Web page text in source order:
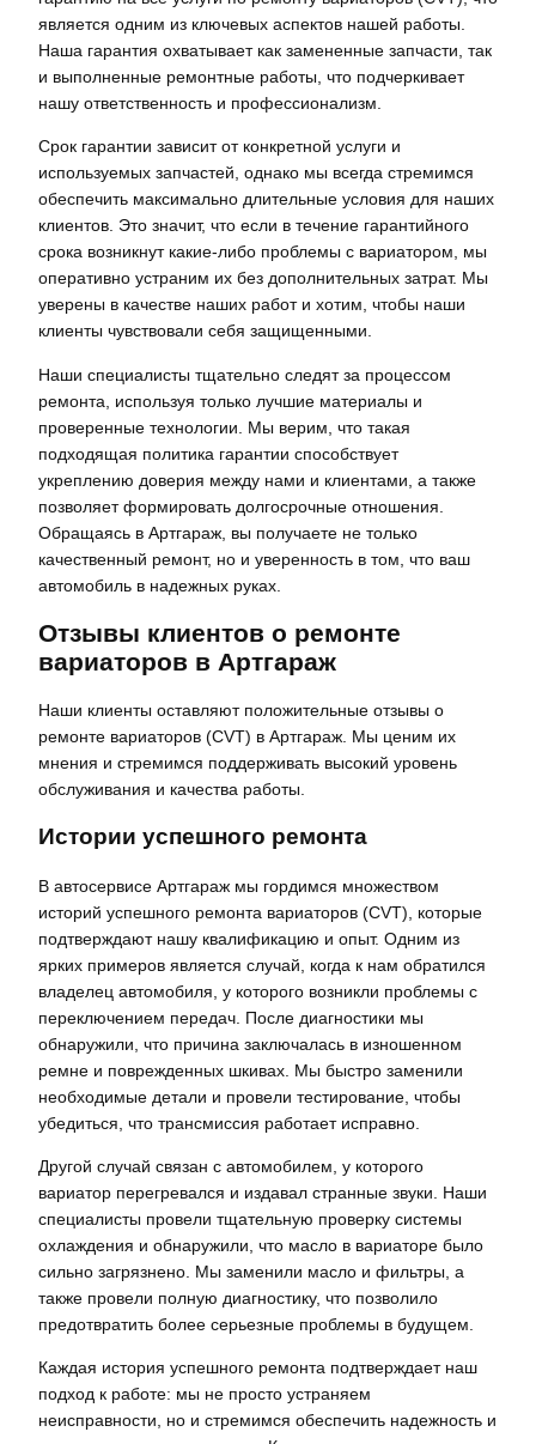
является одним из ключевых аспектов нашей работы.
Наша гарантия охватывает как замененные запчасти, так
и выполненные ремонтные работы, что подчеркивает
нашу ответственность и профессионализм.
Срок гарантии зависит от конкретной услуги и
используемых запчастей, однако мы всегда стремимся
обеспечить максимально длительные условия для наших
клиентов. Это значит, что если в течение гарантийного
срока возникнут какие-либо проблемы с вариатором, мы
оперативно устраним их без дополнительных затрат. Мы
уверены в качестве наших работ и хотим, чтобы наши
клиенты чувствовали себя защищенными.
Наши специалисты тщательно следят за процессом
ремонта, используя только лучшие материалы и
проверенные технологии. Мы верим, что такая
подходящая политика гарантии способствует
укреплению доверия между нами и клиентами, а также
позволяет формировать долгосрочные отношения.
Обращаясь в Артгараж, вы получаете не только
качественный ремонт, но и уверенность в том, что ваш
автомобиль в надежных руках.
Отзывы клиентов о ремонте
вариаторов в Артгараж
Наши клиенты оставляют положительные отзывы о
ремонте вариаторов (CVT) в Артгараж. Мы ценим их
мнения и стремимся поддерживать высокий уровень
обслуживания и качества работы.
Истории успешного ремонта
В автосервисе Артгараж мы гордимся множеством
историй успешного ремонта вариаторов (CVT), которые
подтверждают нашу квалификацию и опыт. Одним из
ярких примеров является случай, когда к нам обратился
владелец автомобиля, у которого возникли проблемы с
переключением передач. После диагностики мы
обнаружили, что причина заключалась в изношенном
ремне и поврежденных шкивах. Мы быстро заменили
необходимые детали и провели тестирование, чтобы
убедиться, что трансмиссия работает исправно.
Другой случай связан с автомобилем, у которого
вариатор перегревался и издавал странные звуки. Наши
специалисты провели тщательную проверку системы
охлаждения и обнаружили, что масло в вариаторе было
сильно загрязнено. Мы заменили масло и фильтры, а
также провели полную диагностику, что позволило
предотвратить более серьезные проблемы в будущем.
Каждая история успешного ремонта подтверждает наш
подход к работе: мы не просто устраняем
неисправности, но и стремимся обеспечить надежность и